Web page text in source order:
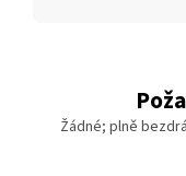
Žádné; plně